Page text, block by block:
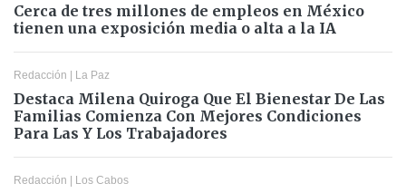
Cerca de tres millones de empleos en México
tienen una exposición media o alta a la IA
Redacción | La Paz
Destaca Milena Quiroga Que El Bienestar De Las
Familias Comienza Con Mejores Condiciones
Para Las Y Los Trabajadores
Redacción | Los Cabos